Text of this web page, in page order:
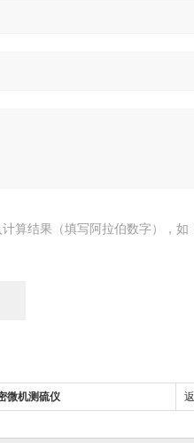
算结果（填写阿拉伯数字），如
微机测硫仪